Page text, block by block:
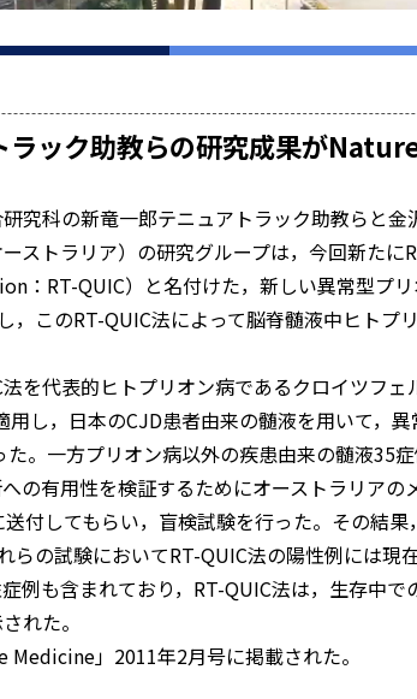
ラック助教らの研究成果が
究科の新竜一郎テニュアトラック助教らと
ストラリア）の研究グループは，今回新た
：RT-QUIC）と名付けた，新しい異常型プ
，このRT-QUIC法によって脳脊髄液中ヒトプ
を代表的ヒトプリオン病であるクロイツフ
し，日本のCJD患者由来の髄液を用いて，異
。一方プリオン病以外の疾患由来の髄液35
の有用性を検証するためにオーストラリア
付してもらい，盲検試験を行った。その結
らの試験においてRT-QUIC法の陽性例には現
例も含まれており，RT-QUIC法は，生存中
れた。
」2011年2月号に掲載された。